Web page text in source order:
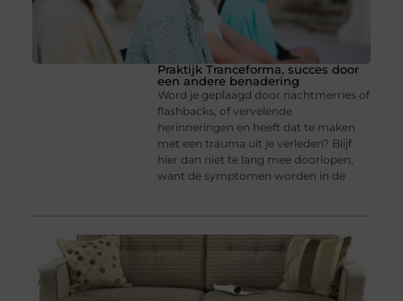
Praktijk Tranceforma, succes door
een andere benadering
Word je geplaagd door nachtmerries of
flashbacks, of vervelende
herinneringen en heeft dat te maken
met een trauma uit je verleden? Blijf
hier dan niet te lang mee doorlopen,
want de symptomen worden in de